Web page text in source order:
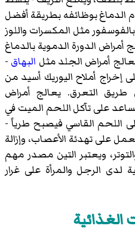
الدماغ بوظائفه بطريقة أفضل
مثل المكسرات واللوز
أمراض الدورة الدموية بالدماغ
أمراض الجلد مثل البهاق -
إخراج أملاح اليوريك أسيد من
التعرق. يعالج أمراض
على تآكل اللحم الميت في
اللحم القاسي فيصبح طرياً -
على تهدئة الأعصاب، وإزالة
ويعتبر التين مصدر مهم
لدى الرجل والمرأة على غرار
الغذائية